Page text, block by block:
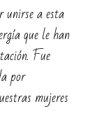
unirse a esta
que le han
Fue
por
mujeres